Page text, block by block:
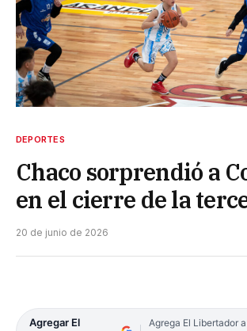
DEPORTES
Chaco sorprendió a
en el cierre de la
20 de junio de 2026
Agregar El
Agrega El Libertador